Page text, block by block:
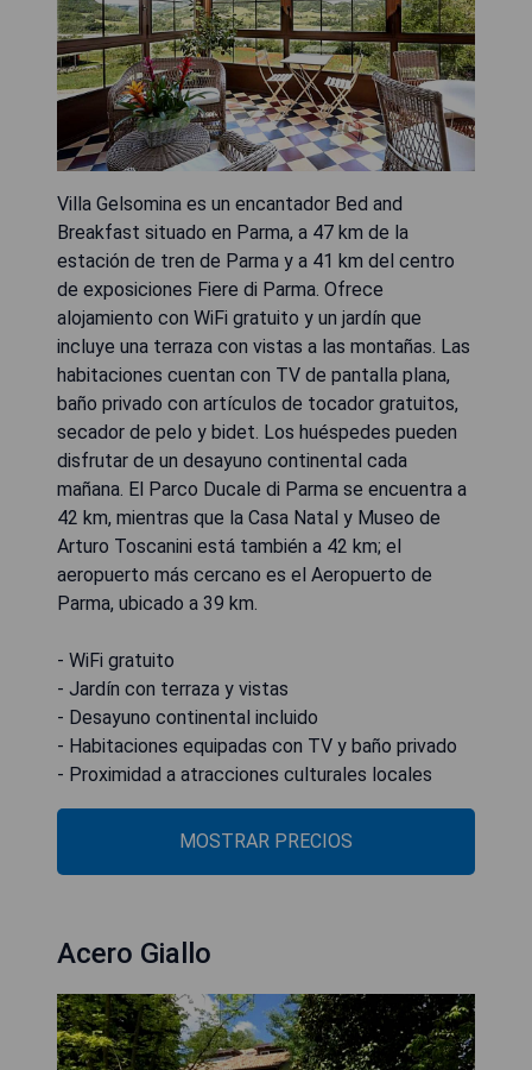
Villa Gelsomina es un encantador Bed and
Breakfast situado en Parma, a 47 km de la
estación de tren de Parma y a 41 km del centro
de exposiciones Fiere di Parma. Ofrece
alojamiento con WiFi gratuito y un jardín que
incluye una terraza con vistas a las montañas. Las
habitaciones cuentan con TV de pantalla plana,
baño privado con artículos de tocador gratuitos,
secador de pelo y bidet. Los huéspedes pueden
disfrutar de un desayuno continental cada
mañana. El Parco Ducale di Parma se encuentra a
42 km, mientras que la Casa Natal y Museo de
Arturo Toscanini está también a 42 km; el
aeropuerto más cercano es el Aeropuerto de
Parma, ubicado a 39 km.
- WiFi gratuito
- Jardín con terraza y vistas
- Desayuno continental incluido
- Habitaciones equipadas con TV y baño privado
- Proximidad a atracciones culturales locales
MOSTRAR PRECIOS
Acero Giallo